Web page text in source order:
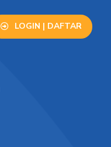
LOGIN | DAFTAR